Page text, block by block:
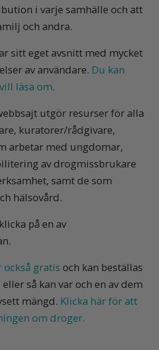
i varje samhälle och att
och andra.
sitt eget avsnitt med mycket
av användare. Du kan
läsa om.
utgör resurser för alla
kuratorer/rådgivare,
arbetar med ungdomar,
av drogmissbrukare
samt de som
hälsovård.
på en av
gratis och kan beställas
så kan var och en av dem
mängd. Klicka här för att
om droger.